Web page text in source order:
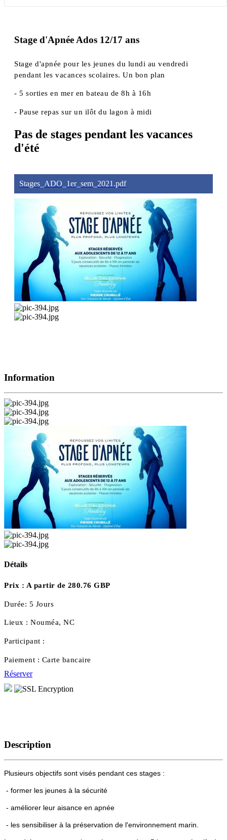
Stage d'Apnée Ados 12/17 ans
Stage d'apnée pour les jeunes du lundi au vendredi
pendant les vacances scolaires. Un bon plan
- 5 sorties en mer en bateau de 8h à 16h
- Pause repas sur un ilôt du lagon à midi
Pas de stages pendant les vacances
d'été
Stages_ADO_1er_sem_2021.pdf
Information
Détails
Prix : A partir de 280.76 GBP
Durée: 5 Jours
Lieux : Nouméa, NC
Participant :
Paiement : Carte bancaire
Réserver
Description
Plusieurs objectifs sont visés pendant ces stages :
- former les jeunes à la sécurité
- améliorer leur aisance en apnée
- les sensibiliser à la préservation de l'environnement marin.